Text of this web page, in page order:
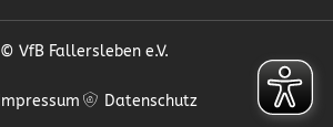
© VfB Fallersleben e.V.
Impressum Datenschutz